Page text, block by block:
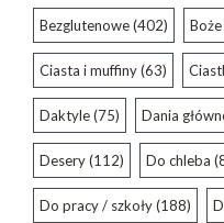
Bezglutenowe(402)
Ciasta i muffiny(63)
Daktyle(75) Dania
Desery(112) Do chleba
Do pracy / szkoły(188)